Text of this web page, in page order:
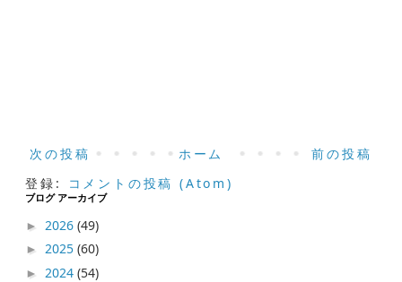
次の投稿 前の投稿
ホーム
登録:
コメントの投稿 (Atom)
ブログ アーカイブ
► 2026(49)
►2025(60)
► 2024(54)